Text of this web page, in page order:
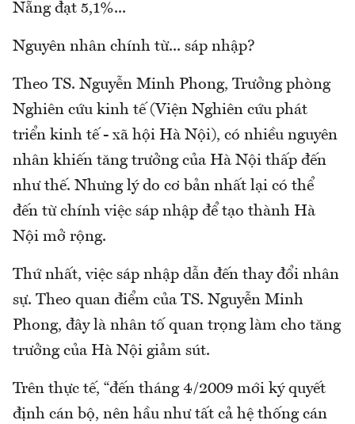
Nẵng đạt 5,1%...
Nguyên nhân chính từ... sáp nhập?
Theo TS. Nguyễn Minh Phong, Trưởng phòng
Nghiên cứu kinh tế (Viện Nghiên cứu phát
triển kinh tế - xã hội Hà Nội), có nhiều nguyên
nhân khiến tăng trưởng của Hà Nội thấp đến
như thế. Nhưng lý do cơ bản nhất lại có thể
đến từ chính việc sáp nhập để tạo thành Hà
Nội mở rộng.
Thứ nhất, việc sáp nhập dẫn đến thay đổi nhân
sự. Theo quan điểm của TS. Nguyễn Minh
Phong, đây là nhân tố quan trọng làm cho tăng
trưởng của Hà Nội giảm sút.
Trên thực tế, “đến tháng 4/2009 mới ký quyết
định cán bộ, nên hầu như tất cả hệ thống cán